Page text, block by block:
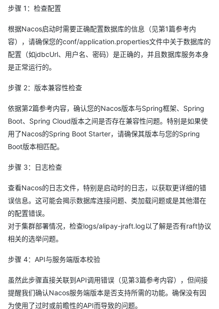
步骤 1：检查配置
根据Nacos启动时需要正确配置数据库的信息（见第1篇参考内
容），请确保您的conf/application.properties文件中关于数据库的
配置（如jdbcUrl、用户名、密码）是正确的，并且数据库服务本身
是正常运行的。
步骤 2：版本兼容性检查
依据第2篇参考内容，确认您的Nacos版本与Spring框架、Spring
Boot、Spring Cloud版本之间是否存在兼容性问题。特别是如果使
用了Nacos的Spring Boot Starter，请确保其版本与您的Spring
Boot版本相匹配。
步骤 3：日志检查
查看Nacos的日志文件，特别是启动时的日志，以获取更详细的错
误信息。这可能会揭示数据库连接问题、类加载问题或是其他潜在
的配置错误。
对于集群部署情况，检查logs/alipay-jraft.log以了解是否有raft协议
相关的选举问题。
步骤 4：API与服务端版本校验
虽然此步骤直接关联到API调用错误（见第3篇参考内容），但间接
提醒我们确认Nacos服务端版本是否支持所需的功能。确保没有因
为使用了过时或前瞻性的API而导致的问题。